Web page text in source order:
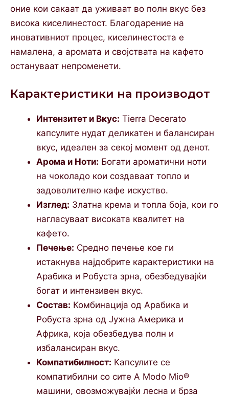
оние кои сакаат да уживаат во полн вкус без
висока киселинестост. Благодарение на
иновативниот процес, киселинестоста е
намалена, а аромата и својствата на кафето
остануваат непроменети.
Карактеристики на производот
Интензитет и Вкус: Tierra Decerato
капсулите нудат деликатен и балансиран
вкус, идеален за секој момент од денот.
Арома и Ноти: Богати ароматични ноти
на чоколадо кои создаваат топло и
задоволително кафе искуство.
Изглед: Златна крема и топла боја, кои го
нагласуваат високата квалитет на
кафето.
Печење: Средно печење кое ги
истакнува најдобрите карактеристики на
Арабика и Робуста зрна, обезбедувајќи
богат и интензивен вкус.
Состав: Комбинација од Арабика и
Робуста зрна од Јужна Америка и
Африка, која обезбедува полн и
избалансиран вкус.
Компатибилност: Капсулите се
компатибилни со сите A Modo Mio®
машини, овозможувајќи лесна и брза